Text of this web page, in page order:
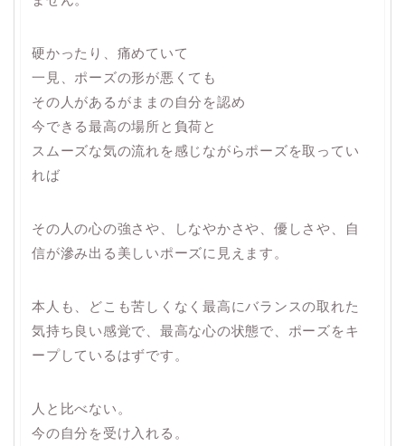
硬かったり、痛めていて
一見、ポーズの形が悪くても
その人があるがままの自分を認め
今できる最高の場所と負荷と
スムーズな気の流れを感じながらポーズを取ってい
れば
その人の心の強さや、しなやかさや、優しさや、自
信が滲み出る美しいポーズに見えます。
本人も、どこも苦しくなく最高にバランスの取れた
気持ち良い感覚で、最高な心の状態で、ポーズをキ
ープしているはずです。
人と比べない。
今の自分を受け入れる。